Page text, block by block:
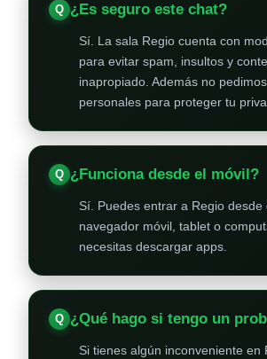
¿Es seguro este chat?
Sí. La sala Regio cuenta con
para evitar spam, insultos y
inapropiado. Además no
personales para proteger tu
¿Funciona desde el móvil?
Sí. Puedes entrar a Regio desde
navegador móvil, tablet o
necesitas descargar apps.
¿Qué hago si tengo un
Si tienes algún inconveniente en